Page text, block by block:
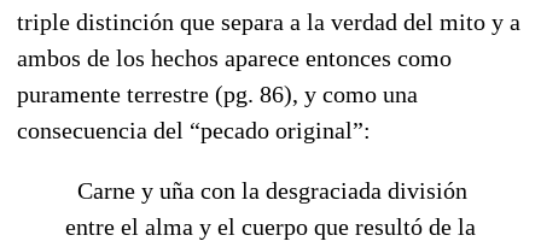
triple distinción que separa a la verdad del mito y a
ambos de los hechos aparece entonces como
puramente terrestre (pg. 86), y como una
consecuencia del “pecado original”:
Carne y uña con la desgraciada división
entre el alma y el cuerpo que resultó de la